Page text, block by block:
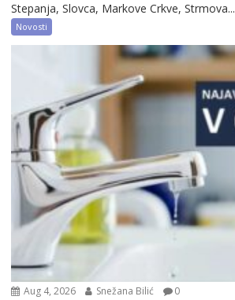
Stepanja, Slovca, Markove Crkve, Strmova...
Novosti
Aug 4, 2026 Snežana Bilić 0